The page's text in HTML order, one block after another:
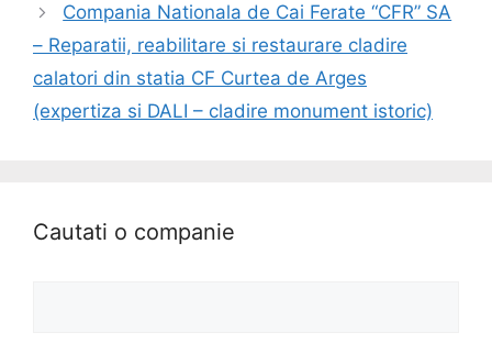
Compania Nationala de Cai Ferate “CFR” SA
– Reparatii, reabilitare si restaurare cladire
calatori din statia CF Curtea de Arges
(expertiza si DALI – cladire monument istoric)
Cautati o companie